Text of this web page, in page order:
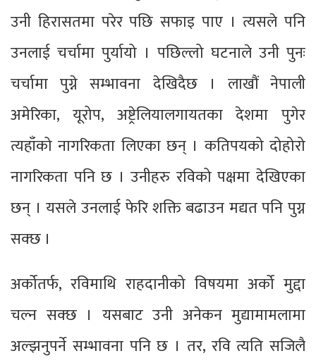
उनी हिरासतमा परेर पछि सफाइ पाए । त्यसले पनि
उनलाई चर्चामा पुर्यायो । पछिल्लो घटनाले उनी पुनः
चर्चामा पुग्ने सम्भावना देखिदैछ । लाखौं नेपाली
अमेरिका, यूरोप, अष्ट्रेलियालगायतका देशमा पुगेर
त्यहाँको नागरिकता लिएका छन् । कतिपयको दोहोरो
नागरिकता पनि छ । उनीहरु रविको पक्षमा देखिएका
छन् । यसले उनलाई फेरि शक्ति बढाउन मद्यत पनि पुग्न
सक्छ ।
अर्कोतर्फ, रविमाथि राहदानीको विषयमा अर्को मुद्दा
चल्न सक्छ । यसबाट उनी अनेकन मुद्यामामलामा
अल्झनुपर्ने सम्भावना पनि छ । तर, रवि त्यति सजिलै